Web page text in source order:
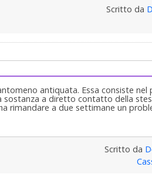
Scritto da
antiquata. Essa consiste nel
sostanza a diretto contatto della
rimandare a due settimane un
Scritto da